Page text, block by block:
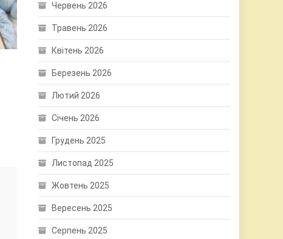
Червень 2026
Травень 2026
Квітень 2026
Березень 2026
Лютий 2026
Січень 2026
Грудень 2025
Листопад 2025
Жовтень 2025
Вересень 2025
Серпень 2025